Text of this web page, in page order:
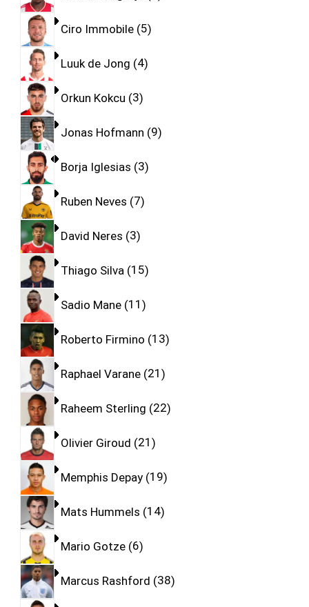
Ciro Immobile 5
Luuk de Jong 4
Orkun Kokcu 3
Jonas Hofmann 9
Borja Iglesias 3
Ruben Neves 7
David Neres 3
Thiago Silva 15
Sadio Mane 11
Roberto Firmino 13
Raphael Varane 21
Raheem Sterling 22
Olivier Giroud 21
Memphis Depay 19
Mats Hummels 14
Mario Gotze 6
Marcus Rashford 38